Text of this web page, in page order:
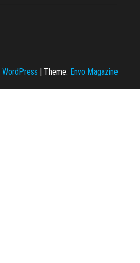
WordPress | Theme: Envo Magazine